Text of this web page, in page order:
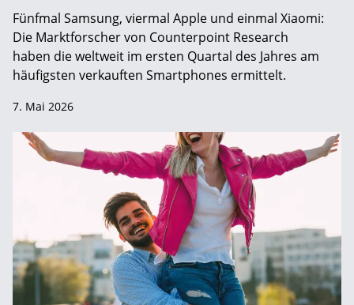
Fünfmal Samsung, viermal Apple und einmal Xiaomi:
Die Marktforscher von Counterpoint Research
haben die weltweit im ersten Quartal des Jahres am
häufigsten verkauften Smartphones ermittelt.
7. Mai 2026